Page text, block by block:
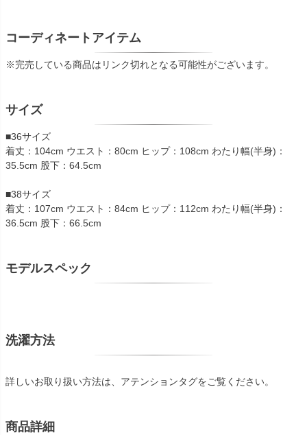
コーディネートアイテム
※完売している商品はリンク切れとなる可能性がございます。
サイズ
■36サイズ
着丈：104cm ウエスト：80cm ヒップ：108cm わたり幅(半身)：
35.5cm 股下：64.5cm
■38サイズ
着丈：107cm ウエスト：84cm ヒップ：112cm わたり幅(半身)：
36.5cm 股下：66.5cm
モデルスペック
洗濯方法
詳しいお取り扱い方法は、アテンションタグをご覧ください。
商品詳細